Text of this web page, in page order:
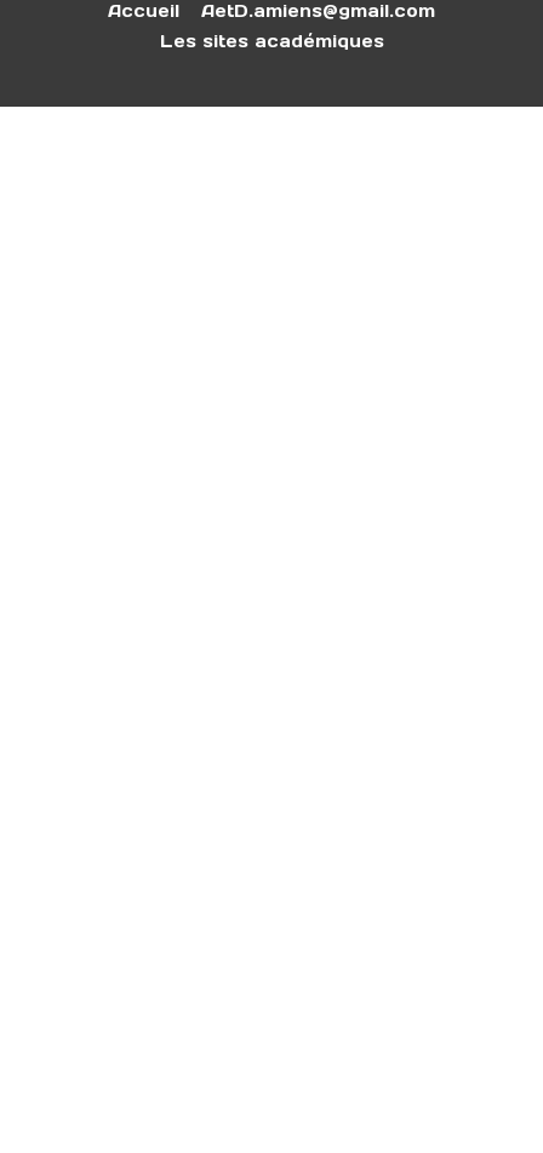
Accueil
AetD.amiens@gmail.com
Les sites académiques